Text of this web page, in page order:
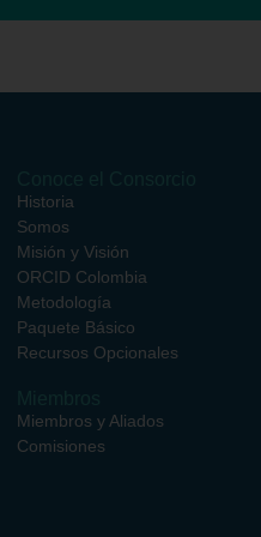
Historia
Somos
Misión y Visión
ORCID Colombia
Metodología
Paquete Básico
Recursos Opcionales
Miembros y Aliados
Comisiones